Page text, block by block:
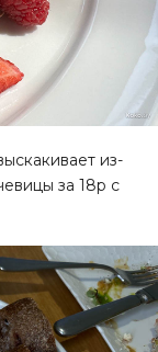
из-
за 18р с